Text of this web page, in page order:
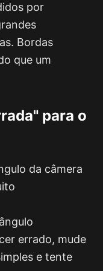
por
Bordas
que um
para o
da câmera
errado, mude
e tente